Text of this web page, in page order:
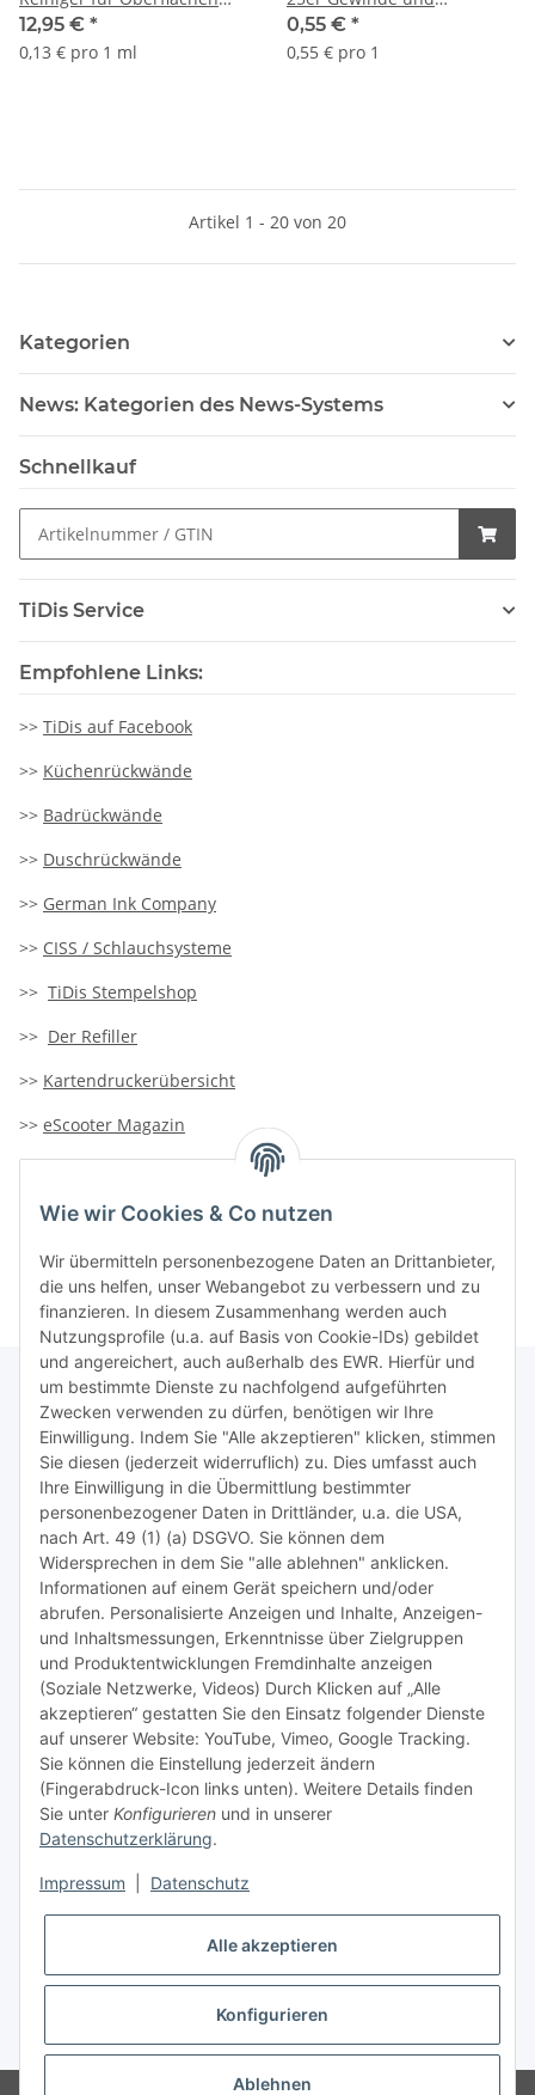
und Textilien - 100ml
Sprühflasche
12,95 € *
0,13 € pro 1 ml
Spritzverschluss
0,55 € *
0,55 € pro 1
Artikel 1 - 20 von 20
Kategorien
News: Kategorien des News-Systems
Schnellkauf
TiDis Service
Empfohlene Links:
>> TiDis auf Facebook
>> Küchenrückwände
>> Badrückwände
>> Duschrückwände
>> German Ink Company
>> CISS / Schlauchsysteme
>> TiDis Stempelshop
>> Der Refiller
>> Kartendruckerübersicht
>> eScooter Magazin
>>Containersucher
>>Goldinfoseite
TiDis Lizenzsystem
Meist besuchte Seiten:
Tipps & Tricks rund um Sublimation
TiDis Videos auf Youtube
Nachfüllpreise für Druckerpatronen
Refillservice Patronen verpacken
TiDis Druckerwerkstatt
TiDis PC & Notebookwerkstatt
TiDis eScooter Werkstatt
GIC (German Ink Company)
Der Refiller (Infoportal)
* Alle Preise inkl. gesetzlicher USt., zzgl.Versand
Wie wir Cookies & Co nutzen
Wir übermitteln personenbezogene Daten an Drittanbieter,
die uns helfen, unser Webangebot zu verbessern und zu
finanzieren. In diesem Zusammenhang werden auch
Nutzungsprofile (u.a. auf Basis von Cookie-IDs) gebildet
und angereichert, auch außerhalb des EWR. Hierfür und
um bestimmte Dienste zu nachfolgend aufgeführten
Zwecken verwenden zu dürfen, benötigen wir Ihre
Einwilligung. Indem Sie "Alle akzeptieren" klicken, stimmen
Sie diesen (jederzeit widerruflich) zu. Dies umfasst auch
Ihre Einwilligung in die Übermittlung bestimmter
personenbezogener Daten in Drittländer, u.a. die USA,
nach Art. 49 (1) (a) DSGVO. Sie können dem
Widersprechen in dem Sie "alle ablehnen" anklicken.
Informationen auf einem Gerät speichern und/oder
abrufen. Personalisierte Anzeigen und Inhalte, Anzeigen-
und Inhaltsmessungen, Erkenntnisse über Zielgruppen
und Produktentwicklungen Fremdinhalte anzeigen
(Soziale Netzwerke, Videos) Durch Klicken auf „Alle
akzeptieren“ gestatten Sie den Einsatz folgender Dienste
auf unserer Website: YouTube, Vimeo, Google Tracking.
Sie können die Einstellung jederzeit ändern
(Fingerabdruck-Icon links unten). Weitere Details finden
Sie unter Konfigurieren und in unserer
Datenschutzerklärung.
Impressum Datenschutz
Alle akzeptieren
Konfigurieren
Ablehnen